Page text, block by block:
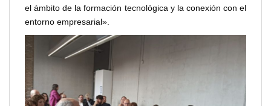
el ámbito de la formación tecnológica y la conexión con el
entorno empresarial».